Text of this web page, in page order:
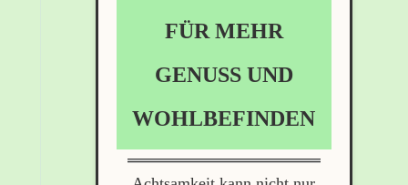
FÜR MEHR
GENUSS UND
WOHLBEFINDEN